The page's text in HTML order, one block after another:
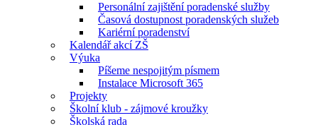
Personální zajištění poradenské služby
Časová dostupnost poradenských služeb
Kariérní poradenství
Kalendář akcí ZŠ
Výuka
Píšeme nespojitým písmem
Instalace Microsoft 365
Projekty
Školní klub - zájmové kroužky
Školská rada